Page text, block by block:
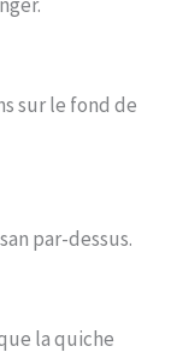
sur le fond de
par-dessus.
la quiche